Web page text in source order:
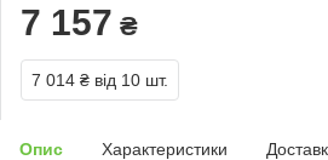
7 157 ₴
7 014 ₴ від 10 шт.
Опис Характеристики